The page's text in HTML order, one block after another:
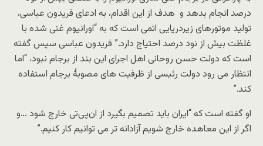
درصد انجام بدهد و هدف از این اقدام، به ادعای فریدون عباسی،
تولید موتورهای زیردریایی اتمی است که به “اورانیوم غنی شده با
غلظت بیش از نود درصد احتیاج دارد.” فریدون عباسی سپس گفته
است که دولت حسن روحانی اهل اجرای این بند از برجام نبود، “اما
انتظار می رود دولت رئیسی از ظرفیت های مصوبۀ برجام استفاده
کند.”
او گفته است که “ایران باید تصمیم بگیرد از ان‌پی‌تی خارج شود …و
اگر از این معاهده خارج شویم آزادانه تر می توانیم کار کنیم.”